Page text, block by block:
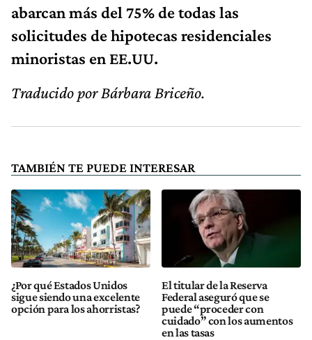
abarcan más del 75% de todas las
solicitudes de hipotecas residenciales
minoristas en EE.UU.
Traducido por Bárbara Briceño.
TAMBIÉN TE PUEDE INTERESAR
¿Por qué Estados Unidos
sigue siendo una excelente
opción para los ahorristas?
El titular de la Reserva
Federal aseguró que se
puede “proceder con
cuidado” con los aumentos
en las tasas